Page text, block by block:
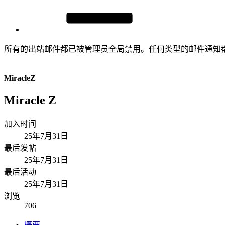
所有的出站邮件都已被管理员全局禁用。任何类型的邮件通知
MiracleZ
Miracle Z
加入时间
25年7月31日
最后发帖
25年7月31日
最后活动
25年7月31日
浏览
706